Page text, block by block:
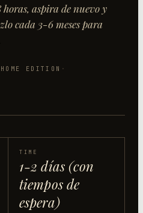
aspira de nuevo y
cada 3-6 meses para
EDITION ·
TIME
1-2 días (con
tiempos de
espera)